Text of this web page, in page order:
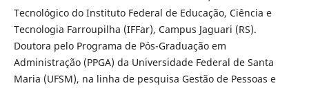
Tecnológico do Instituto Federal de Educação, Ciência e
Tecnologia Farroupilha (IFFar), Campus Jaguari (RS).
Doutora pelo Programa de Pós-Graduação em
Administração (PPGA) da Universidade Federal de Santa
Maria (UFSM), na linha de pesquisa Gestão de Pessoas e